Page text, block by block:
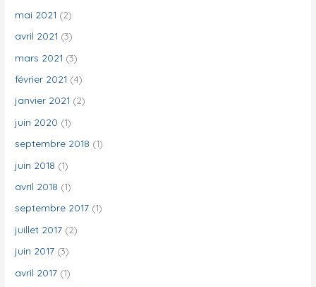
mai 2021 (2)
avril 2021 (3)
mars 2021 (3)
février 2021 (4)
janvier 2021 (2)
juin 2020 (1)
septembre 2018 (1)
juin 2018 (1)
avril 2018 (1)
septembre 2017 (1)
juillet 2017 (2)
juin 2017 (3)
avril 2017 (1)